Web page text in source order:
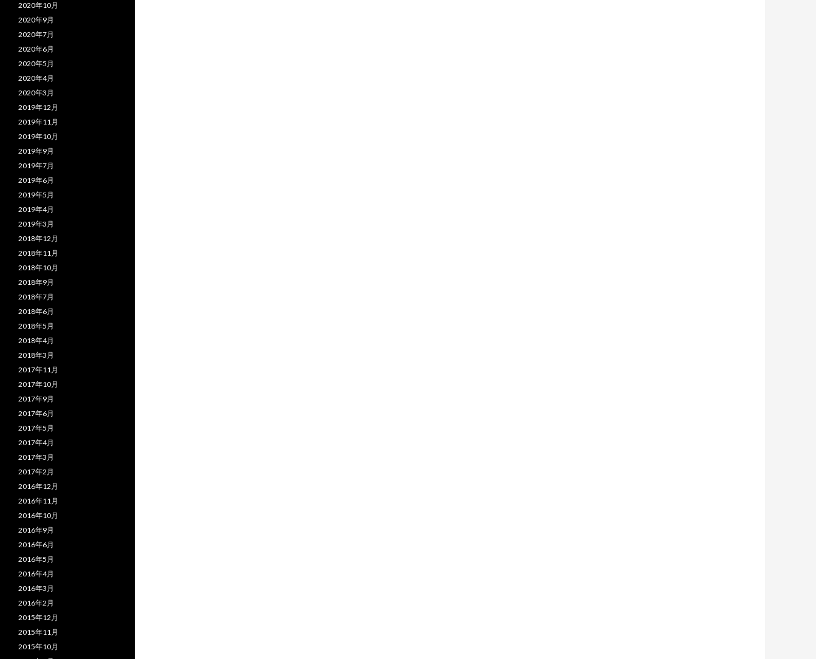
2020年10月
2020年9月
2020年7月
2020年6月
2020年5月
2020年4月
2020年3月
2019年12月
2019年11月
2019年10月
2019年9月
2019年7月
2019年6月
2019年5月
2019年4月
2019年3月
2018年12月
2018年11月
2018年10月
2018年9月
2018年7月
2018年6月
2018年5月
2018年4月
2018年3月
2017年11月
2017年10月
2017年9月
2017年6月
2017年5月
2017年4月
2017年3月
2017年2月
2016年12月
2016年11月
2016年10月
2016年9月
2016年6月
2016年5月
2016年4月
2016年3月
2016年2月
2015年12月
2015年11月
2015年10月